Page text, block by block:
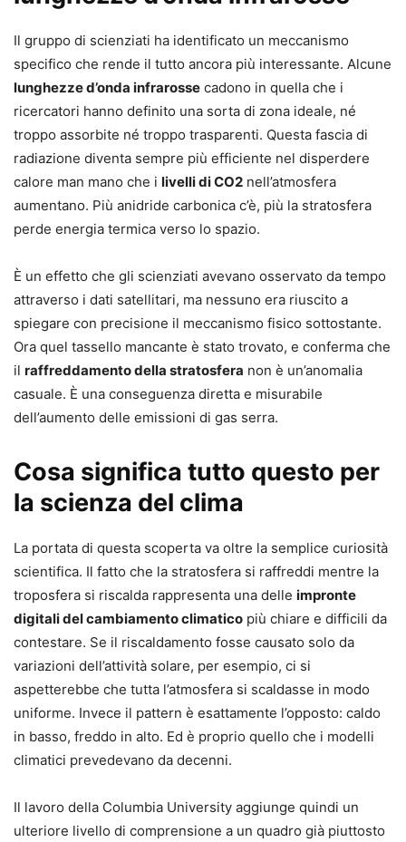
Il gruppo di scienziati ha identificato un meccanismo
specifico che rende il tutto ancora più interessante. Alcune
lunghezze d’onda infrarosse cadono in quella che i
ricercatori hanno definito una sorta di zona ideale, né
troppo assorbite né troppo trasparenti. Questa fascia di
radiazione diventa sempre più efficiente nel disperdere
calore man mano che i livelli di CO2 nell’atmosfera
aumentano. Più anidride carbonica c’è, più la stratosfera
perde energia termica verso lo spazio.
È un effetto che gli scienziati avevano osservato da tempo
attraverso i dati satellitari, ma nessuno era riuscito a
spiegare con precisione il meccanismo fisico sottostante.
Ora quel tassello mancante è stato trovato, e conferma che
il raffreddamento della stratosfera non è un’anomalia
casuale. È una conseguenza diretta e misurabile
dell’aumento delle emissioni di gas serra.
Cosa significa tutto questo per
la scienza del clima
La portata di questa scoperta va oltre la semplice curiosità
scientifica. Il fatto che la stratosfera si raffreddi mentre la
troposfera si riscalda rappresenta una delle impronte
digitali del cambiamento climatico più chiare e difficili da
contestare. Se il riscaldamento fosse causato solo da
variazioni dell’attività solare, per esempio, ci si
aspetterebbe che tutta l’atmosfera si scaldasse in modo
uniforme. Invece il pattern è esattamente l’opposto: caldo
in basso, freddo in alto. Ed è proprio quello che i modelli
climatici prevedevano da decenni.
Il lavoro della Columbia University aggiunge quindi un
ulteriore livello di comprensione a un quadro già piuttosto